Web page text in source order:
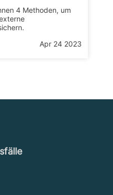
4 Methoden, um
Apr 24 2023